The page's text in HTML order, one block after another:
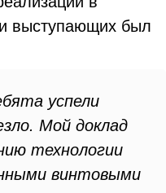
выступающих был
успели
Мой доклад
технологии
винтовыми